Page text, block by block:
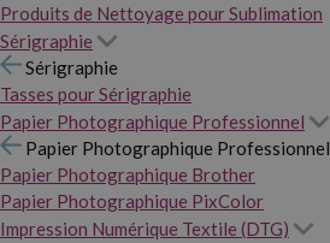
Produits de Nettoyage pour Sublimation
Sérigraphie
Sérigraphie
Tasses pour Sérigraphie
Papier Photographique Professionnel
Papier Photographique Professionnel
Papier Photographique Brother
Papier Photographique PixColor
Impression Numérique Textile (DTG)